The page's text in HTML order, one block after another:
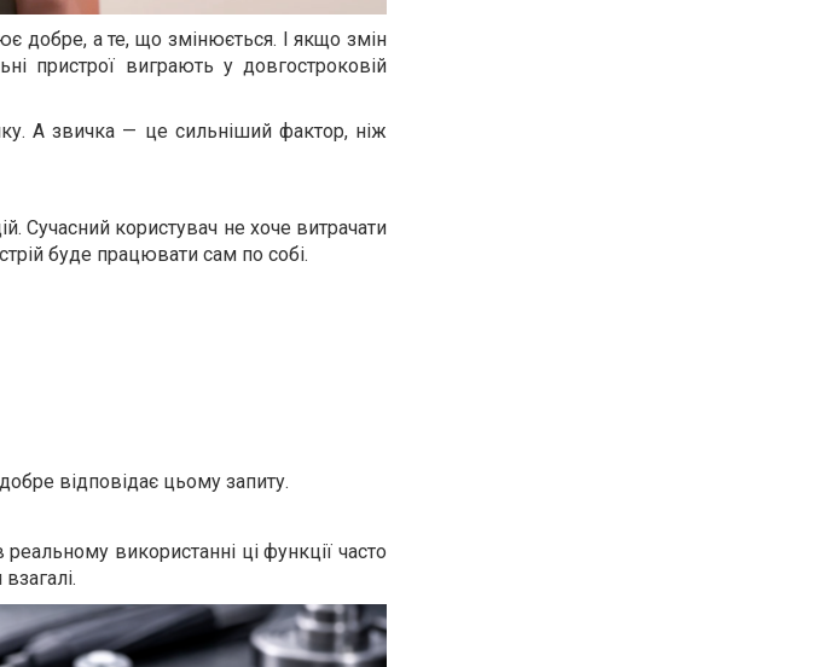
добре, а те, що змінюється. І якщо змін
пристрої виграють у довгостроковій
А звичка — це сильніший фактор, ніж
Сучасний користувач не хоче витрачати
буде працювати сам по собі.
відповідає цьому запиту.
використанні ці функції часто